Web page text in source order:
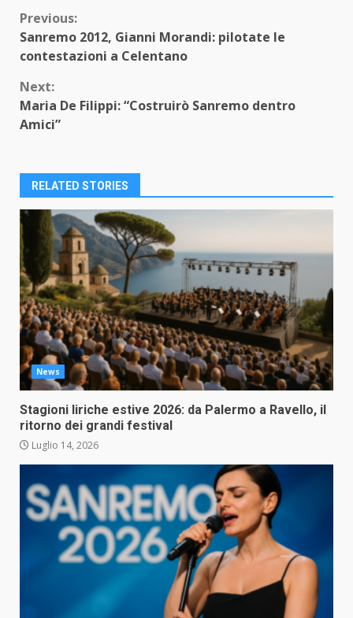
Continue
Reading
Previous:
Sanremo 2012, Gianni Morandi: pilotate le
contestazioni a Celentano
Next:
Maria De Filippi: “Costruirò Sanremo dentro
Amici”
RELATED STORIES
News
Stagioni liriche estive 2026: da Palermo a Ravello, il
ritorno dei grandi festival
Luglio 14, 2026